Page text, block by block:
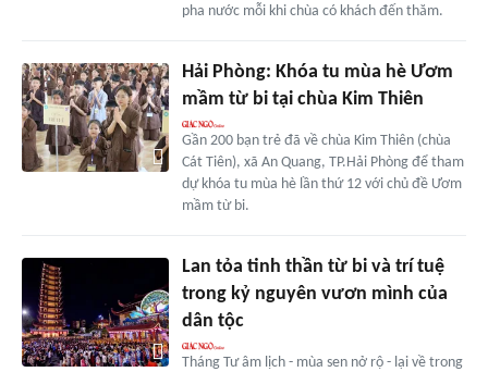
pha nước mỗi khi chùa có khách đến thăm.
Hải Phòng: Khóa tu mùa hè Ươm
mầm từ bi tại chùa Kim Thiên
Gần 200 bạn trẻ đã về chùa Kim Thiên (chùa
Cát Tiên), xã An Quang, TP.Hải Phòng để tham
dự khóa tu mùa hè lần thứ 12 với chủ đề Ươm
mầm từ bi.
Lan tỏa tinh thần từ bi và trí tuệ
trong kỷ nguyên vươn mình của
dân tộc
Tháng Tư âm lịch - mùa sen nở rộ - lại về trong